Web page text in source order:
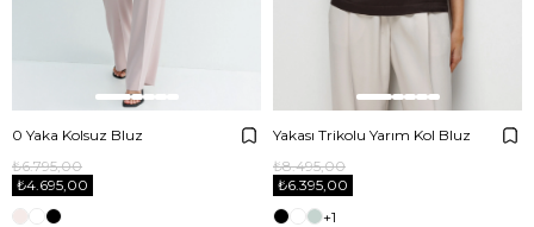
0 Yaka Kolsuz Bluz
₺4.695,00
₺6.795,00
Yakası Trikolu Yarım Kol Bluz
₺6.395,00
₺8.495,00
+1